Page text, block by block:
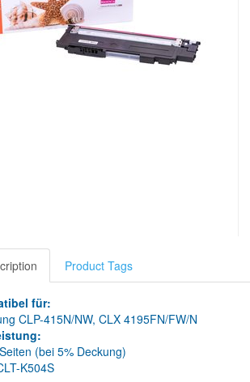
Product Tags
für:
CLP-415N/NW, CLX 4195FN/FW/N
(bei 5% Deckung)
K504S